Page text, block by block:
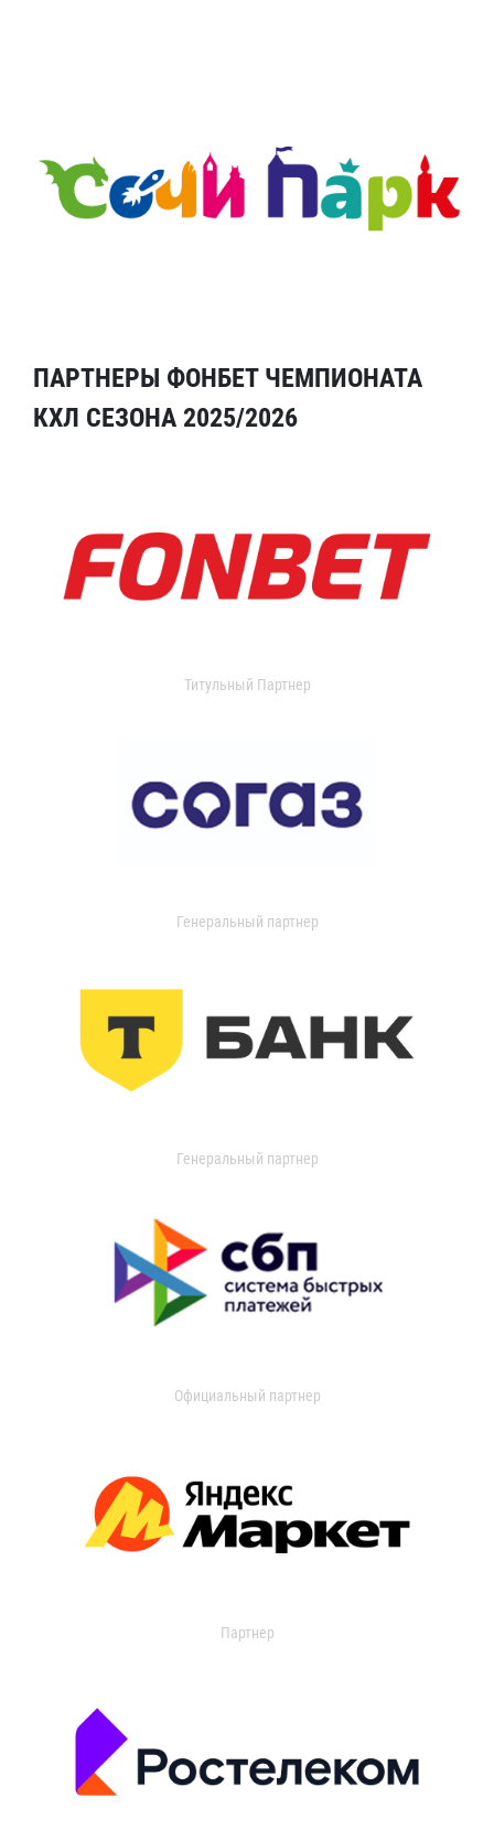
ПАРТНЕРЫ ФОНБЕТ ЧЕМПИОНАТА
КХЛ СЕЗОНА 2025/2026
Титульный Партнер
Генеральный партнер
Генеральный партнер
Официальный партнер
Партнер